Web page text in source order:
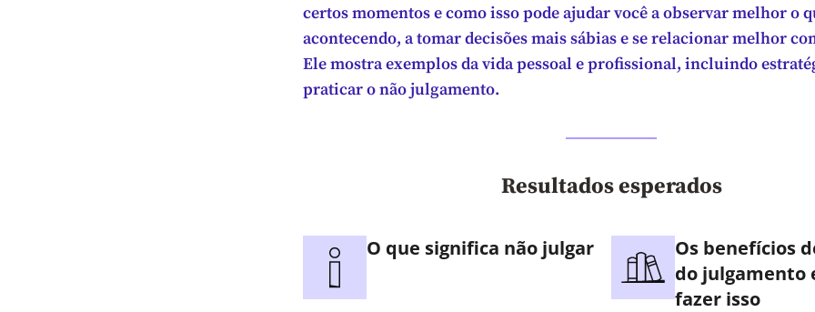
certos momentos e como isso pode ajudar você a observar melhor o
acontecendo, a tomar decisões mais sábias e se relacionar melhor
Ele mostra exemplos da vida pessoal e profissional, incluindo
praticar o não julgamento.
Resultados esperados
O que significa não julgar
Os benefícios
do julgamento
fazer isso